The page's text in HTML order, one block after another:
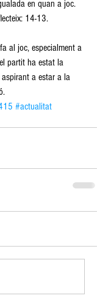
en quan a joc.
14-13.
al joc, especialment a
partit ha estat la
a estar a la
#actualitat